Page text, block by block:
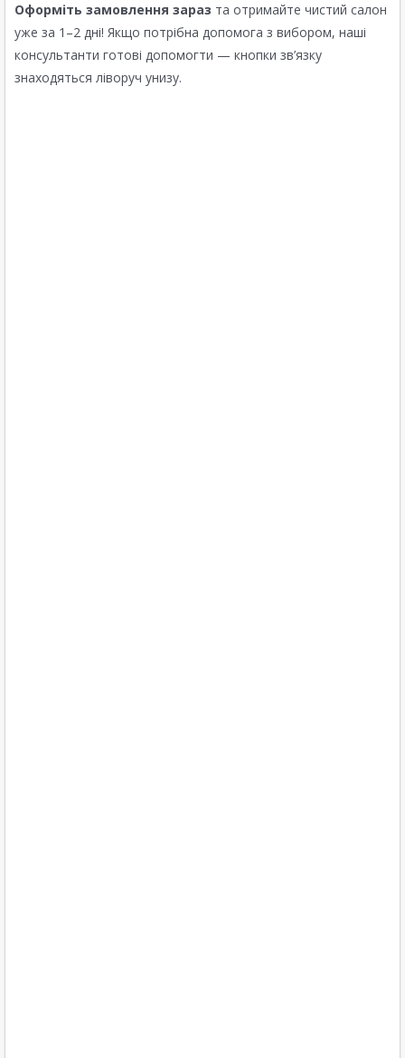
Оформіть замовлення зараз та отримайте чистий салон
уже за 1–2 дні! Якщо потрібна допомога з вибором, наші
консультанти готові допомогти — кнопки зв’язку
знаходяться ліворуч унизу.